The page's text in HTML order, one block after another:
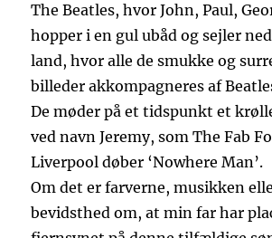
The Beatles, hvor John, Paul,
hopper i en gul ubåd og sejler
land, hvor alle de smukke og
billeder akkompagneres af
De møder på et tidspunkt et
ved navn Jeremy, som The Fab
Liverpool døber ‘Nowhere Man’.
Om det er farverne, musikken
bevidsthed om, at min far har